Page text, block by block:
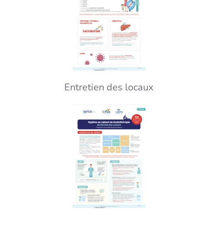
Entretien des locaux